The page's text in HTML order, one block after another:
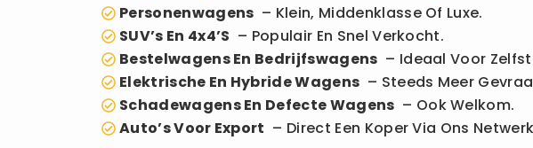
Personenwagens – Klein, Middenklasse Of Luxe.
SUV’s En 4x4’s – Populair En Snel Verkocht.
Bestelwagens En Bedrijfswagens – Ideaal Voor
Elektrische En Hybride Wagens – Steeds Meer
Schadewagens En Defecte Wagens – Ook Welkom.
Auto’s Voor Export – Direct Een Koper Via Ons